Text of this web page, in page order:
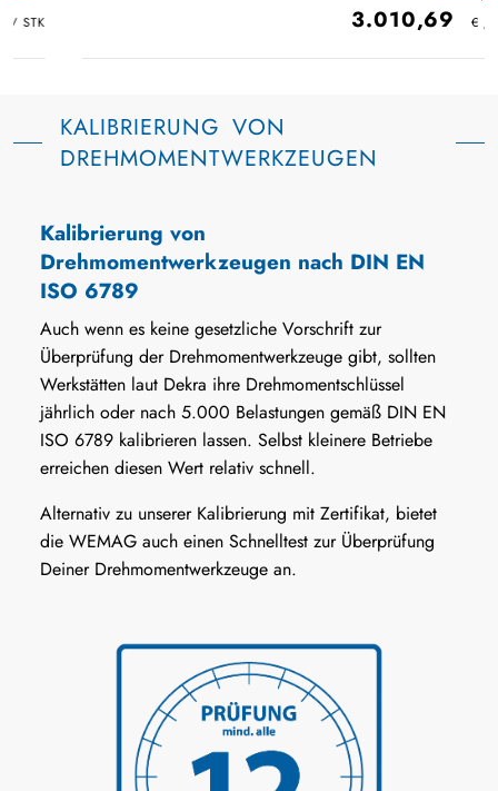
3.010,69
KALIBRIERUNG VON
DREHMOMENTWERKZEUGEN
Kalibrierung von
Drehmomentwerkzeugen nach DIN EN
ISO 6789
Auch wenn es keine gesetzliche Vorschrift zur
Überprüfung der Drehmomentwerkzeuge gibt, sollten
Werkstätten laut Dekra ihre Drehmomentschlüssel
jährlich oder nach 5.000 Belastungen gemäß DIN EN
ISO 6789 kalibrieren lassen. Selbst kleinere Betriebe
erreichen diesen Wert relativ schnell.
Alternativ zu unserer Kalibrierung mit Zertifikat, bietet
die WEMAG auch einen Schnelltest zur Überprüfung
Deiner Drehmomentwerkzeuge an.